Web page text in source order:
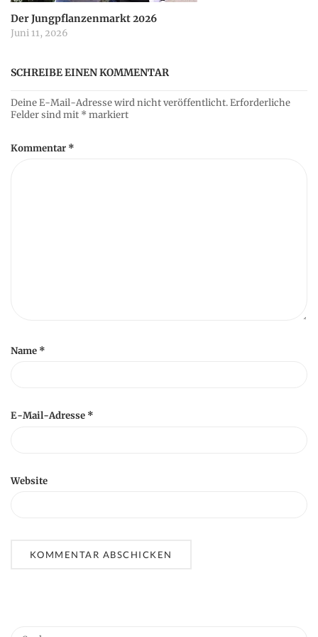
Der Jungpflanzenmarkt 2026
Juni 11, 2026
SCHREIBE EINEN KOMMENTAR
Deine E-Mail-Adresse wird nicht veröffentlicht.Erforderliche
Felder sind mit * markiert
Kommentar *
Name *
E-Mail-Adresse *
Website